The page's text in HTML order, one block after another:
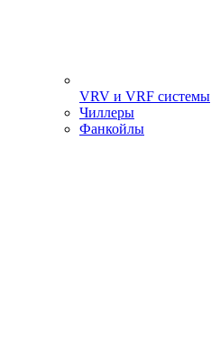
VRV и VRF системы
Чиллеры
Фанкойлы